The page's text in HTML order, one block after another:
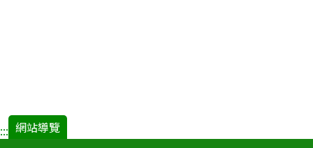
::: 網站導覽